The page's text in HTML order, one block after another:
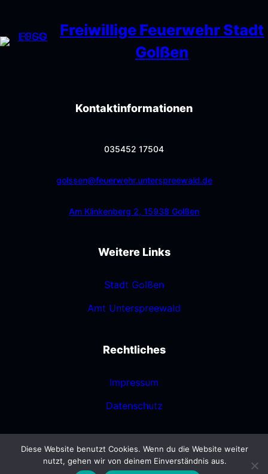
Freiwillige Feuerwehr Stadt
Golßen
Weitere Links
Stadt Golßen
Amt Unterspreewald
Rechtliches
Impressum
Datenschutz
Kontaktinformationen
035452 17504
golssen@feuerwehr.unterspreewald.de
Am Klinkenberg 2, 15938 Golßen
Freiwillige Feuerwehr Stadt Golßen
Diese Website benutzt Cookies. Wenn du die Website weiter
nutzt, gehen wir von deinem Einverständnis aus.